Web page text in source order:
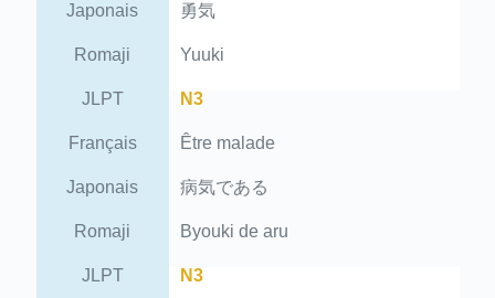
Japonais 勇気
Romaji Yuuki
JLPT N3
Français Être malade
Japonais 病気である
Romaji Byouki de aru
JLPT N3